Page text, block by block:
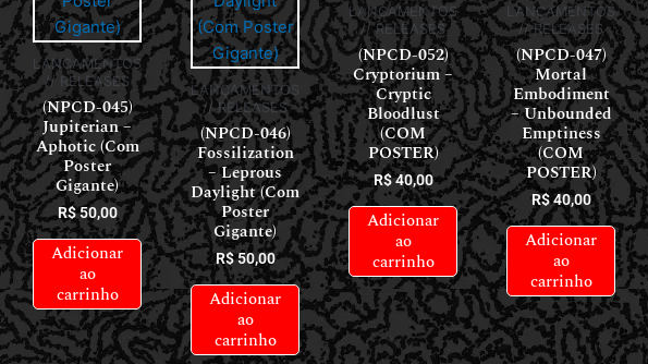
LANÇAMENTOS
// RELEASES
(NPCD-045)
Jupiterian –
Aphotic (Com
Poster
Gigante)
R$50,00
Adicionar
ao
carrinho
LANÇAMENTOS
// RELEASES
(NPCD-046)
Fossilization
– Leprous
Daylight (Com
Poster
Gigante)
R$50,00
Adicionar
ao
carrinho
LANÇAMENTOS
// RELEASES
(NPCD-052)
Cryptorium –
Cryptic
Bloodlust
(COM
POSTER)
R$40,00
Adicionar
ao
carrinho
LANÇAMENTOS
// RELEASES
(NPCD-047)
Mortal
Embodiment
– Unbounded
Emptiness
(COM
POSTER)
R$40,00
Adicionar
ao
carrinho